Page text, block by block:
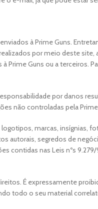
à Prime Guns.
por meio deste
Prime Guns ou a
por danos
não controladas pela Prime
marcas, insígnias,
autorais, segredos de
contidas nas Leis nºs
É expressamente
todo o seu material